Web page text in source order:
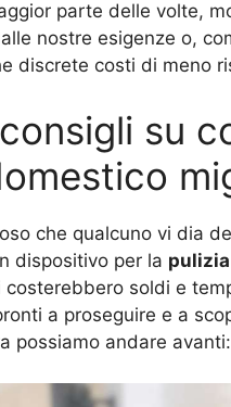
parte delle volte,
nostre esigenze o,
discrete costi di meno
su
che qualcuno vi dia
dispositivo per la
costerebbero soldi e
a proseguire e a
possiamo andare